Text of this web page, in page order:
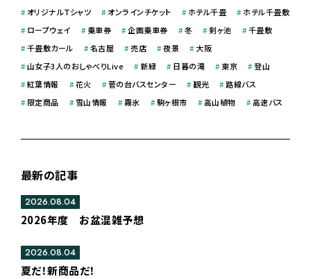
# オリジナルＴシャツ # オンラインチケット # ホテル千畳 # ホテル千畳敷
# ロープウェイ # 乗車券 #企画乗車券 #冬 #剣ヶ池 #千畳敷
#千畳敷カール #名古屋 #売店 #夜景 # 大阪
#山女子3人のおしゃべりLive # 新緑 # 日暮の滝 #東京 #登山
#紅葉情報 #花火 #菅の台バスセンター # 観光 # 路線バス
# 限定商品 # 雪山情報 #霧氷 #駒ヶ根市 #高山植物 #高速バス
最新の記事
2026年度 お盆混雑予想
2026.08.04
夏だ！新商品だ！
2026.08.04